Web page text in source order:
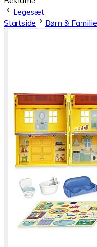
Legesæt
Startside
Børn & Familie